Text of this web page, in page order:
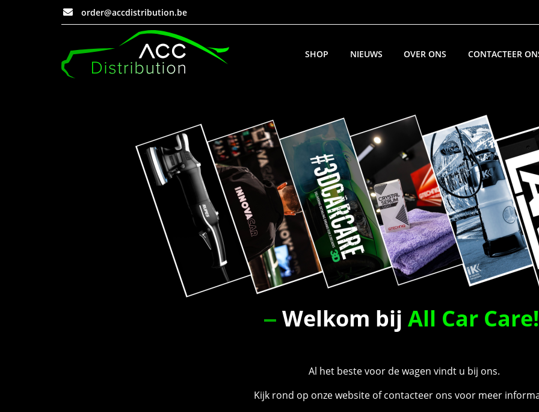
order@accdistribution.be
SHOP NIEUWS OVER ONS CONTACTEER
Welkom bij All Car C
Al het beste voor de wagen vindt u bij ons.
Kijk rond op onze website of contacteer ons voor meer